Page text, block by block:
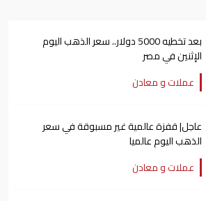
بعد تخطيه 5000 دولار.. سعر الذهب اليوم
الإثنين في مصر
عملات و معادن
عاجل| قفزة عالمية غير مسبوقة في سعر
الذهب اليوم عالميا
عملات و معادن